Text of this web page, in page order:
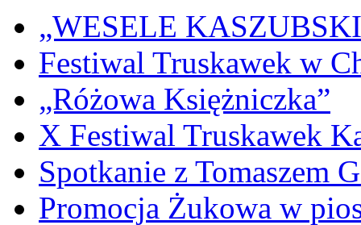
„WESELE
Festiwal Truskawek w
„Różowa Księżniczka”
X Festiwal Truskawek
Spotkanie z Tomaszem
Promocja Żukowa w